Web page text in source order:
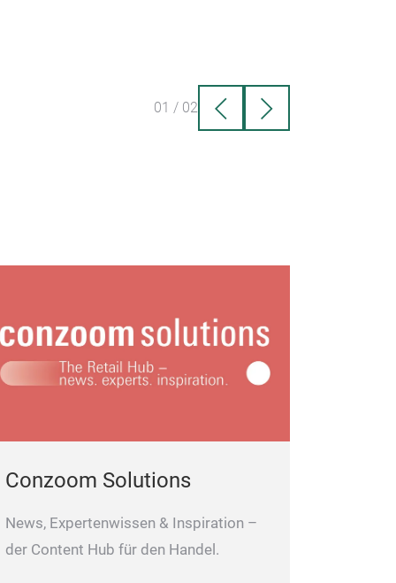
01 / 02
Conzoom Solutions
News, Expertenwissen & Inspiration –
der Content Hub für den Handel.